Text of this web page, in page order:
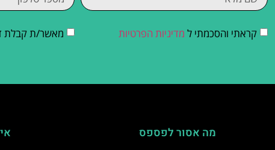
קראתי והסכמתי ל מדיניות הפרטיות מאשר/ת קבלת
מה אסור לפספס